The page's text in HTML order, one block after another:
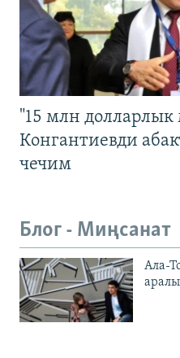
"15 млн долларлык
Конгантиевди
чечим
Блог - Миңсанат
Ала-